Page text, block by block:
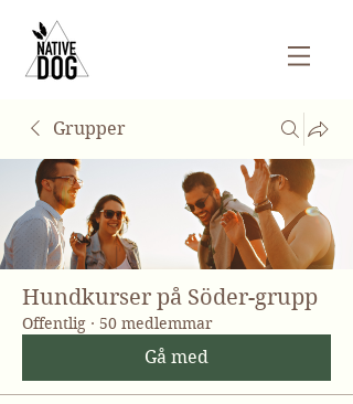
Grupper
Hundkurser på Söder-grupp
Offentlig · 50 medlemmar
Gå med